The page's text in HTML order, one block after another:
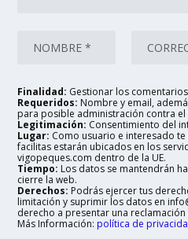
Finalidad: Gestionar los
Requeridos: Nombre y email,
para posible administración contra el
Legitimación: Consentimiento del
Lugar: Como usuario e interesado
facilitas estarán ubicados en los
vigopeques.com dentro de la UE.
Tiempo: Los datos se mantendrán
cierre la web.
Derechos: Podrás ejercer tus
limitación y suprimir los datos en
derecho a presentar una
Más Información: política de